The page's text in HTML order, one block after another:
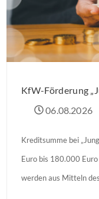
06.08.2026
Kreditsumme bei
Euro bis 180.000
werden aus Mitteln